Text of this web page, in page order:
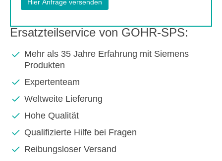
Ersatzteilservice von GOHR-SPS:
Mehr als 35 Jahre Erfahrung mit Siemens
Produkten
Expertenteam
Weltweite Lieferung
Hohe Qualität
Qualifizierte Hilfe bei Fragen
Reibungsloser Versand